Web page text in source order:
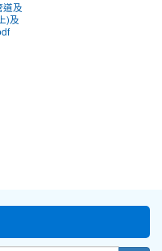
道及
)及